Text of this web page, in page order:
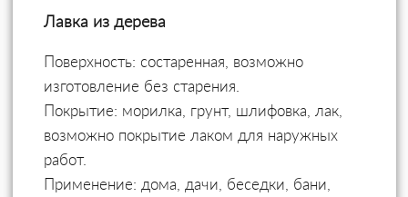
Лавка из дерева
Поверхность: состаренная, возможно
изготовление без старения.
Покрытие: морилка, грунт, шлифовка, лак,
возможно покрытие лаком для наружных
работ.
Применение: дома, дачи, беседки, бани,